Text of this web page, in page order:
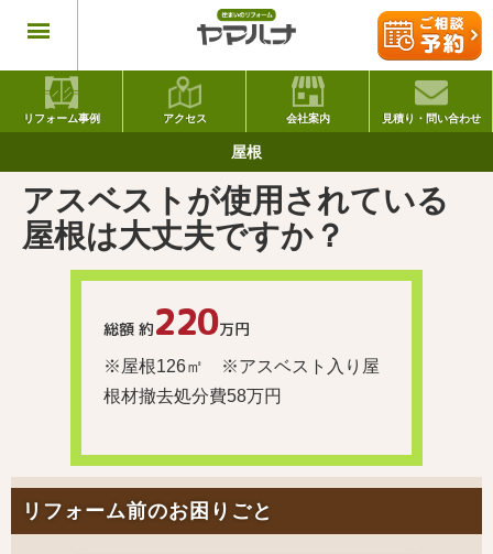
リフォーム事例 アクセス 会社案内 見積り・問い合わせ
屋根
アスベストが使用されている
屋根は大丈夫ですか？
総額 約220万円
※屋根126㎡ ※アスベスト入り屋
根材撤去処分費58万円
リフォーム前のお困りごと